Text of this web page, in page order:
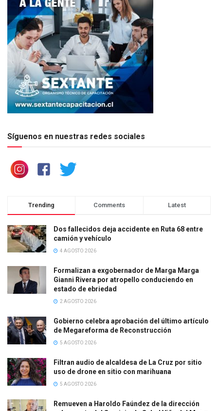
Síguenos en nuestras redes sociales
Trending Comments Latest
Dos fallecidos deja accidente en Ruta 68 entre
camión y vehículo
4 AGOSTO 2026
Formalizan a exgobernador de Marga Marga
Gianni Rivera por atropello conduciendo en
estado de ebriedad
2 AGOSTO 2026
Gobierno celebra aprobación del último artículo
de Megareforma de Reconstrucción
5 AGOSTO 2026
Filtran audio de alcaldesa de La Cruz por sitio
uso de drone en sitio con marihuana
5 AGOSTO 2026
Remueven a Haroldo Faúndez de la dirección